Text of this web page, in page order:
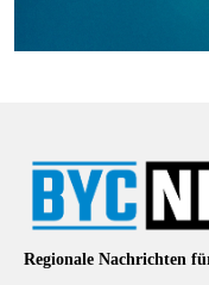
Regionale Nachrichten